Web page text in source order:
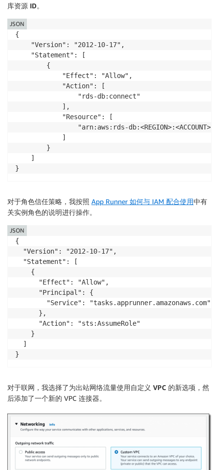
库资源 ID。
{
    "Version": "2012-10-17",
    "Statement": [
        {
            "Effect": "Allow",
            "Action": [
                "rds-db:connect"
            ],
            "Resource": [
"arn:aws:rds-
            ]
        }
    ]
}
JSON
对于角色信任策略 ，我按照 App Runner 如何与 IAM 配合使用中有
关实例角色的说明进行操作。
{
  "Version": "2012-10-17",
  "Statement": [
    {
      "Effect": "Allow",
      "Principal": {
        "Service": "tasks.apprunner.amazonaws.com"
      },
      "Action": "sts:AssumeRole"
    }
  ]
}
JSON
对于联网 ，我选择了为出站网络流量使用自定义 VPC 的新选项，然
后添加了一个新的 VPC 连接器。